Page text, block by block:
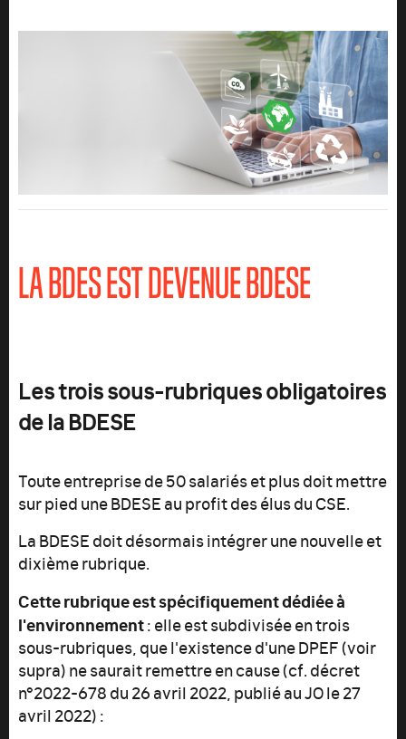
LA BDES EST DEVENUE BDESE
Les trois sous-rubriques obligatoires
de la BDESE
Toute entreprise de 50 salariés et plus doit mettre
sur pied une BDESE au profit des élus du CSE.
La BDESE doit désormais intégrer une nouvelle et
dixième rubrique.
Cette rubrique est spécifiquement dédiée à
l'environnement: elle est subdivisée en trois
sous-rubriques, que l'existence d'une DPEF (voir
supra) ne saurait remettre en cause (cf. décret
n°2022-678 du 26 avril 2022, publié au JO le 27
avril 2022) :